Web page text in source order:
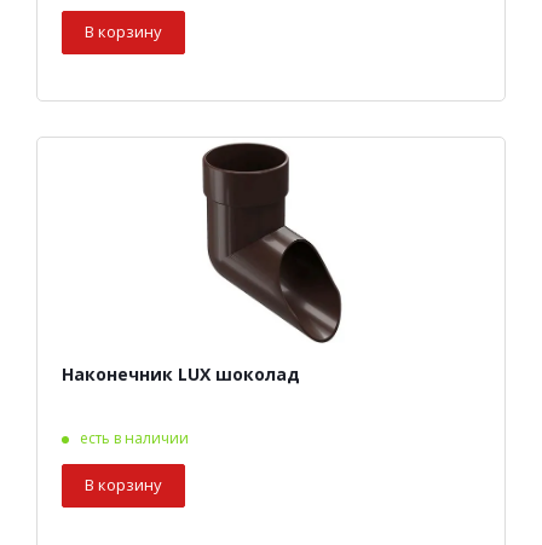
В корзину
Наконечник LUX шоколад
есть в наличии
В корзину